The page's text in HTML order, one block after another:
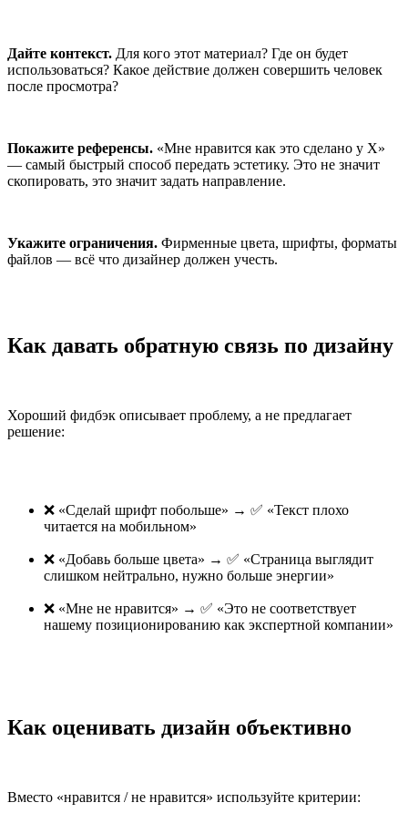
Дайте контекст. Для кого этот материал? Где он будет
использоваться? Какое действие должен совершить человек
после просмотра?
Покажите референсы. «Мне нравится как это сделано у X»
— самый быстрый способ передать эстетику. Это не значит
скопировать, это значит задать направление.
Укажите ограничения. Фирменные цвета, шрифты, форматы
файлов — всё что дизайнер должен учесть.
Как давать обратную связь по дизайну
Хороший фидбэк описывает проблему, а не предлагает
решение:
❌ «Сделай шрифт побольше» → ✅ «Текст плохо
читается на мобильном»
❌ «Добавь больше цвета» → ✅ «Страница выглядит
слишком нейтрально, нужно больше энергии»
❌ «Мне не нравится» → ✅ «Это не соответствует
нашему позиционированию как экспертной компании»
Как оценивать дизайн объективно
Вместо «нравится / не нравится» используйте критерии: